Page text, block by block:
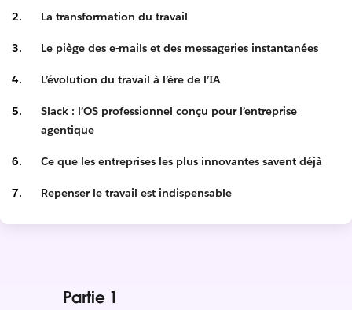
La transformation du travail
Le piège des e-mails et des messageries instantanées
L’évolution du travail à l’ère de l’IA
Slack : l’OS professionnel conçu pour l’entreprise
agentique
Ce que les entreprises les plus innovantes savent déjà
Repenser le travail est indispensable
Partie 1